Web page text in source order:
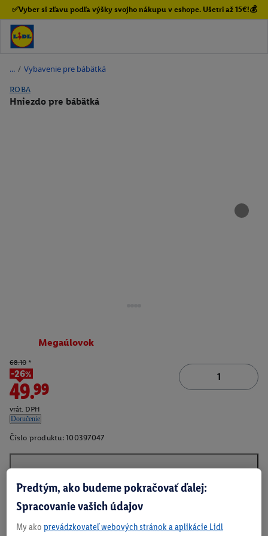
✅Vyber si zľavu podľa výšky svojho nákupu v eshope. Ušetri až 15€!💰
/ Vybavenie pre bábätká
ROBA
Hniezdo pre bábätká
Megaúlovok
68.10 *
-26%
49.99
vrát. DPH
Doručenie
Číslo produktu: 100397047
O produkte
Predtým, ako budeme pokračovať ďalej:
Spracovanie vašich údajov
My ako prevádzkovateľ webových stránok a aplikácie Lidl